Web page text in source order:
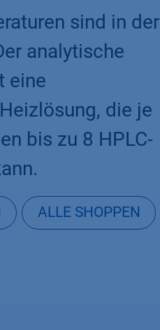
sind in der
analytische
eine
die je
bis zu 8 HPLC-
ALLE SHOPPEN